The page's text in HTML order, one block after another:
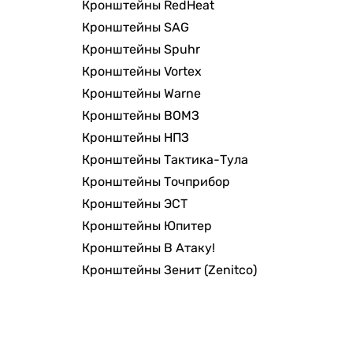
Кронштейны RedHeat
Кронштейны SAG
Кронштейны Spuhr
Кронштейны Vortex
Кронштейны Warne
Кронштейны ВОМЗ
Кронштейны НПЗ
Кронштейны Тактика-Тула
Кронштейны Точприбор
Кронштейны ЭСТ
Кронштейны Юпитер
Кронштейны В Атаку!
Кронштейны Зенит (Zenitco)